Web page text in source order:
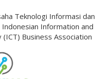
Teknologi Informasi dan
Information and
Business Association